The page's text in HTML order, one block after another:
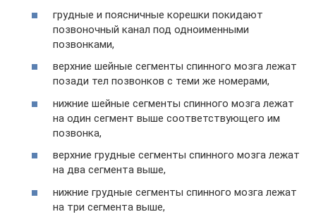
грудные и поясничные корешки покидают
позвоночный канал под одноименными
позвонками,
верхние шейные сегменты спинного мозга лежат
позади тел позвонков с теми же номерами,
нижние шейные сегменты спинного мозга лежат
на один сегмент выше соответствующего им
позвонка,
верхние грудные сегменты спинного мозга лежат
на два сегмента выше,
нижние грудные сегменты спинного мозга лежат
на три сегмента выше,